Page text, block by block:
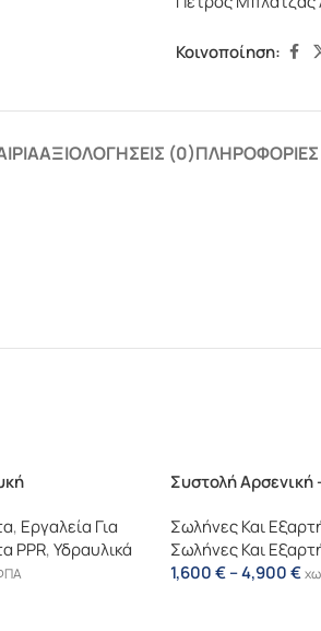
Κοινοποίηση:
ΑΞΙΟΛΟΓΉΣΕΙΣ (0)
, Εργαλεία Για
PPR,Υδραυλικά
Συστολή Αρσενική
Σωλήνες Και
Σωλήνες Και
1,600€–4,900€